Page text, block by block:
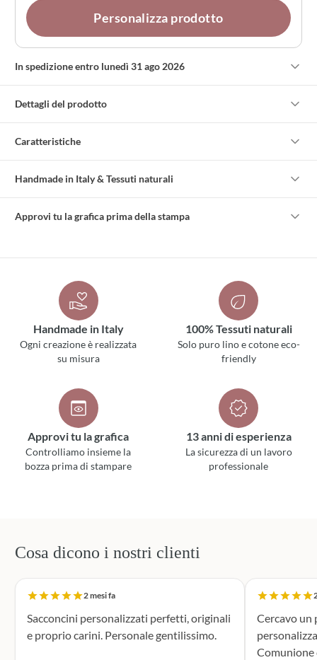
Personalizza prodotto
In spedizione entro lunedì 31 ago 2026
Dettagli del prodotto
Caratteristiche
Handmade in Italy & Tessuti naturali
Approvi tu la grafica prima della stampa
Handmade in Italy
Ogni creazione è realizzata
su misura
100% Tessuti naturali
Solo puro lino e cotone eco-
friendly
Approvi tu la grafica
Controlliamo insieme la
bozza prima di stampare
13 anni di esperienza
La sicurezza di un lavoro
professionale
Cosa dicono i nostri clienti
2 mesi fa
Sacconcini personalizzati perfetti, originali
e proprio carini. Personale gentilissimo.
Cercavo
Comunione di